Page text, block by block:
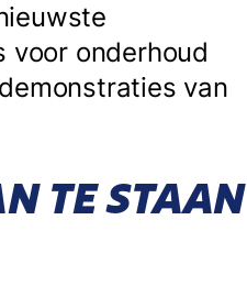
voor onderhoud
van
TE STAAN